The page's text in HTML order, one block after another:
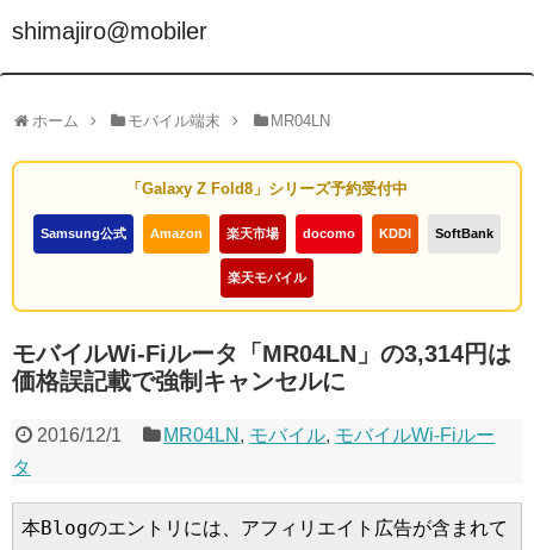
shimajiro@mobiler
ホーム モバイル端末 MR04LN
「Galaxy Z Fold8」シリーズ予約受付中
Samsung公式 Amazon 楽天市場 docomo KDDI SoftBank
楽天モバイル
モバイルWi-Fiルータ「MR04LN」の3,314円は
価格誤記載で強制キャンセルに
2016/12/1 MR04LN , モバイル, モバイルWi-Fiルー
タ
本Blogのエントリには、アフィリエイト広告が含まれて